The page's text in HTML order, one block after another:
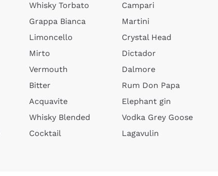
Whisky Torbato
Grappa Bianca
Limoncello
Mirto
Vermouth
Bitter
Acquavite
Whisky Blended
Cocktail
Campari
Martini
Crystal Head
Dictador
Dalmore
Rum Don Papa
Elephant gin
Vodka Grey Goose
Lagavulin